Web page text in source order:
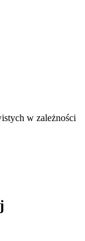
w zależności